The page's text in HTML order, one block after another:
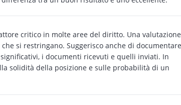
critico in molte aree del diritto. Una valutazione
si restringano. Suggerisco anche di documentare
i documenti ricevuti e quelli inviati. In
solidità della posizione e sulle probabilità di un